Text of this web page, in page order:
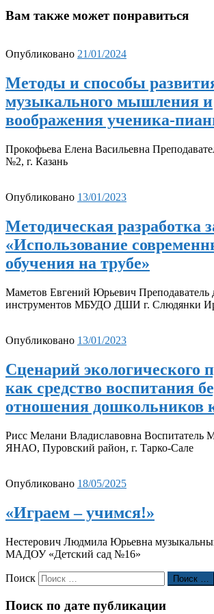
Вам также может понравиться
Опубликовано 21/01/2024
Методы и способы
музыкального мышления и
воображения ученика-
Прокофьева Елена Васильевна
№2, г. Казань
Опубликовано 13/01/2023
Методическая разработка
«Использование
обучения на трубе»
Маметов Евгений Юрьевич Преподаватель
инструментов МБУДО ДШИ г. Слюдянки
Опубликовано 13/01/2023
Сценарий экологического
как средство воспитания
отношения дошкольников
Рисс Мелани Владиславовна
ЯНАО, Пуровский район, г. Тарко-Сале
Опубликовано 18/05/2025
«Играем – учимся!»
Нестерович Людмила Юрьевна
МАДОУ «Детский сад №16»
Поиск Поиск …
Поиск по дате публикации